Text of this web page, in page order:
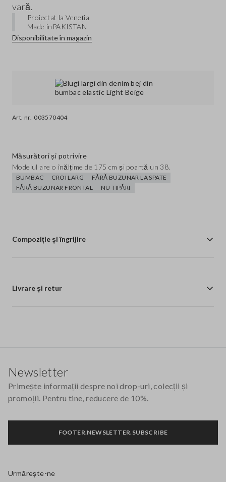
Art. nr. 003570404
vară.
Proiectat la Veneția
Made in PAKISTAN
Disponibilitate în magazin
Măsurători și potrivire
Modelul are o înălțime de 175 cm și poartă un 38.
BUMBAC CROI LARG
FĂRĂ BUZUNAR LA SPATE
FĂRĂ BUZUNAR FRONTAL
NU TIPĂRI
Compoziție și îngrijire
Livrare și retur
Newsletter
Primește informații despre noi drop-uri, colecții și
promoții. Pentru tine, reducere de 10%.
FOOTER.NEWSLETTER.SUBSCRIBE
Urmărește-ne